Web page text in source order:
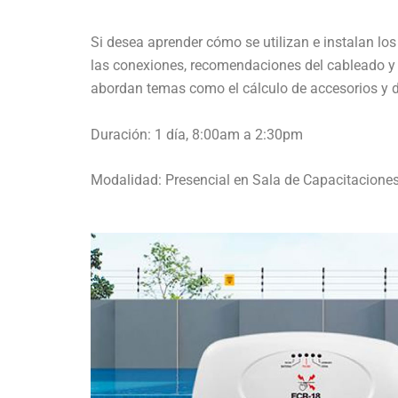
Si desea aprender cómo se utilizan e instalan
las conexiones, recomendaciones del cableado
abordan temas como el cálculo de accesorios y
Duración: 1 día, 8:00am a 2:30pm
Modalidad: Presencial en Sala de